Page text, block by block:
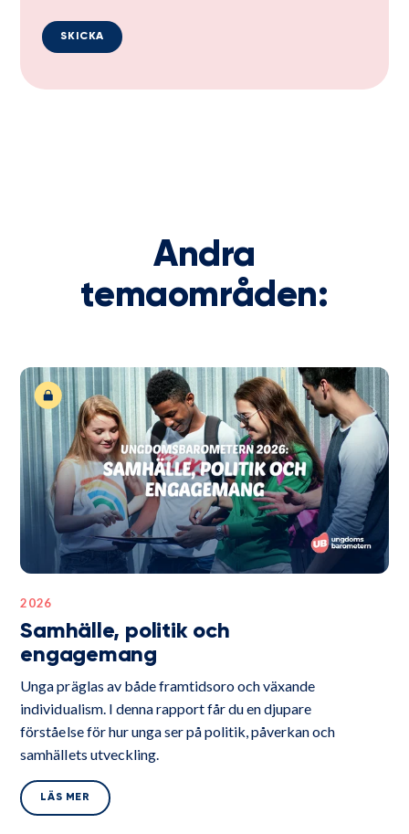
SKICKA
Andra
temaområden:
2026
Samhälle, politik och
engagemang
Unga präglas av både framtidsoro och växande
individualism. I denna rapport får du en djupare
förståelse för hur unga ser på politik, påverkan och
samhällets utveckling.
LÄS MER